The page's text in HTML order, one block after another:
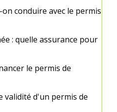
conduire avec le permis
: quelle assurance pour
le permis de
validité d'un permis de